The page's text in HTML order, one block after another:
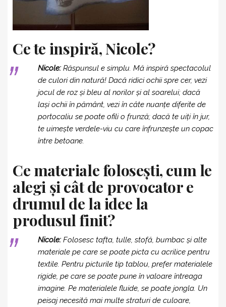
Ce te inspiră, Nicole?
Nicole: Răspunsul e simplu. Mă inspiră spectacolul
de culori din natură! Dacă ridici ochii spre cer, vezi
jocul de roz și bleu al norilor și al soarelui; dacă
lași ochii în pământ, vezi în câte nuanțe diferite de
portocaliu se poate ofili o frunză; dacă te uiți în jur,
te uimește verdele-viu cu care înfrunzește un copac
între betoane.
Ce materiale folosești, cum le
alegi și cât de provocator e
drumul de la idee la
produsul finit?
Nicole: Folosesc tafta, tulle, stofă, bumbac și alte
materiale pe care se poate picta cu acrilice pentru
textile. Pentru picturile tip tablou, prefer materialele
rigide, pe care se poate pune în valoare întreaga
imagine. Pe materialele fluide, se poate jongla. Un
peisaj necesită mai multe straturi de culoare,